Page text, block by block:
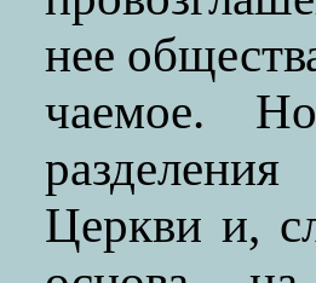
нее
чаемое.
Церкви и,